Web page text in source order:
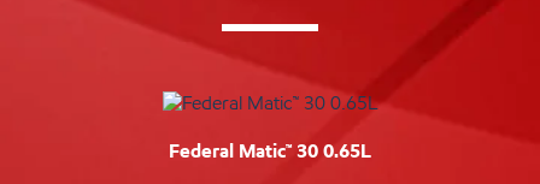
Federal Matic™ 30 0.65L